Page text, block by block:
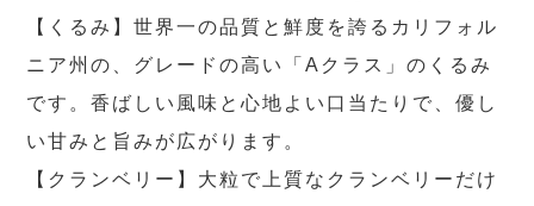
【くるみ】世界一の品質と鮮度を誇るカリフォル
ニア州の、グレードの高い「Aクラス」のくるみ
です。香ばしい風味と心地よい口当たりで、優し
い甘みと旨みが広がります。
【クランベリー】大粒で上質なクランベリーだけ